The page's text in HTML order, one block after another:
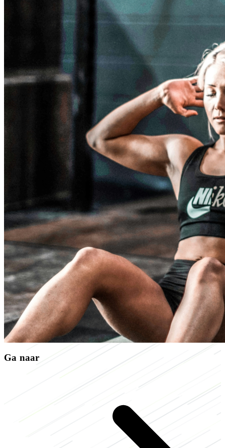
Ga naar